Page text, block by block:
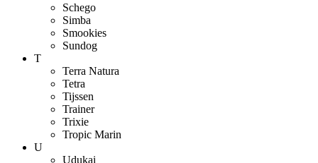
Schego
Simba
Smookies
Sundog
T
Terra Natura
Tetra
Tijssen
Trainer
Trixie
Tropic Marin
U
Udukai